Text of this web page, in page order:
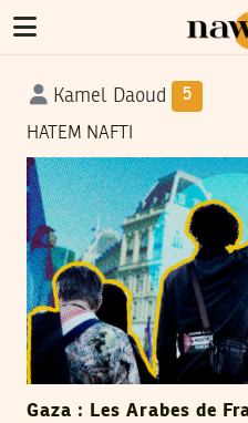
Kamel Daoud 5
HATEM NAFTI
Gaza : Les Arabes de